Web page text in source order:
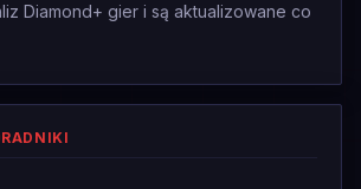
Diamond+ gier i są aktualizowane co